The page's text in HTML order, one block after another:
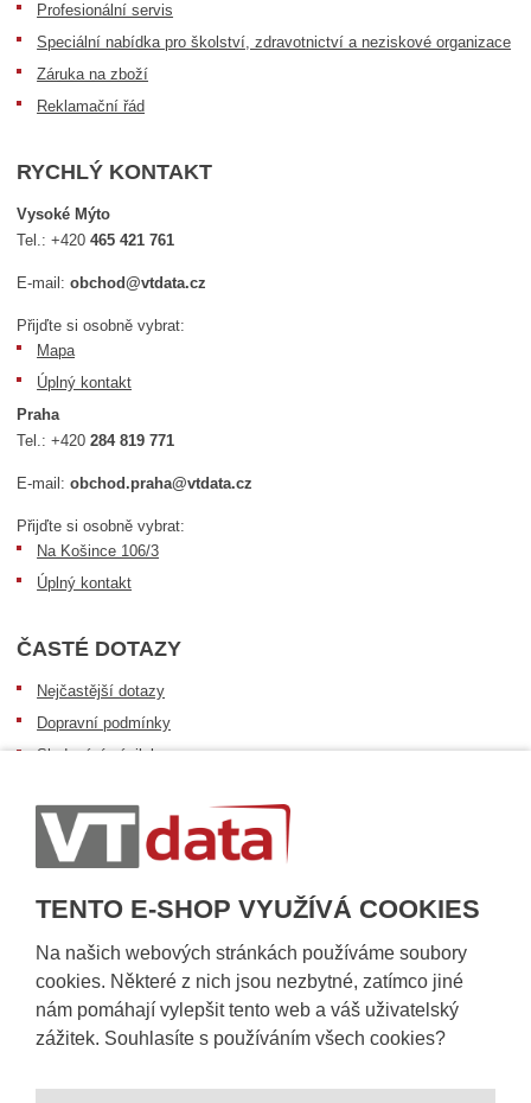
TENTO E-SHOP VYUŽÍVÁ COOKIES
Na našich webových stránkách používáme soubory
cookies. Některé z nich jsou nezbytné, zatímco jiné
nám pomáhají vylepšit tento web a váš uživatelský
zážitek. Souhlasíte s používáním všech cookies?
Profesionální servis
Speciální nabídka pro školství, zdravotnictví a neziskové organizace
Záruka na zboží
Reklamační řád
RYCHLÝ KONTAKT
Vysoké Mýto
Tel.:+420465 421 761
E-mail:obchod@vtdata.cz
Přijďte si osobně vybrat:
Mapa
Úplný kontakt
Praha
Tel.:+420284 819 771
E-mail:obchod.praha@vtdata.cz
Přijďte si osobně vybrat:
Na Košince 106/3
Úplný kontakt
ČASTÉ DOTAZY
Nejčastější dotazy
Dopravní podmínky
Sledování zásilek
Informace k dostupnosti zboží
Obecné informace